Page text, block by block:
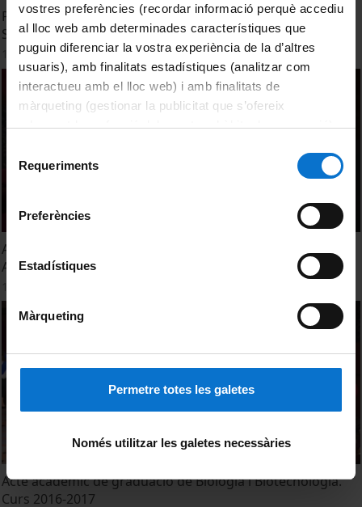
vostres preferències (recordar informació perquè accediu
al lloc web amb determinades característiques que
puguin diferenciar la vostra experiència de la d’altres
usuaris), amb finalitats estadístiques (analitzar com
interactueu amb el lloc web) i amb finalitats de
màrqueting (gestionar la publicitat que s’ofereix
adequant-la en funció dels vostres hàbits de navegació).
consultar laPolítica de galetes del lloc web de la
Requeriments
Preferències
Estadístiques
Màrqueting
Permetre totes les galetes
Només utilitzar les galetes necessàries
Presentació de la I Jornada de Desenvolupament
Sostenible
16 febrer, 2018
Acte acadèmic de graduació de Bioquímica, Ciències
Ambientals i Ciències Biomèdiques. Curs 2016-2017
Acte acadèmic de graduació de Biologia i Biotecnologia.
Curs 2016-2017